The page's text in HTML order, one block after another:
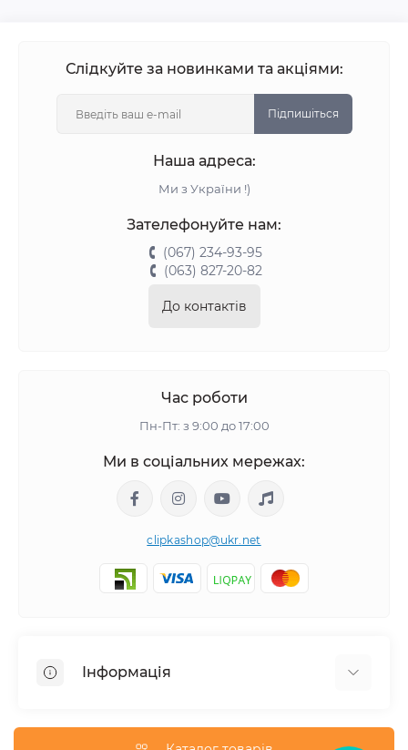
Слідкуйте за новинками та акціями:
Підпишіться
Наша адреса:
Ми з України !)
Зателефонуйте нам:
(067) 234-93-95
(063) 827-20-82
До контактів
Час роботи
Пн-Пт: з 9:00 до 17:00
Ми в соціальних мережах:
clipkashop@ukr.net
Інформація